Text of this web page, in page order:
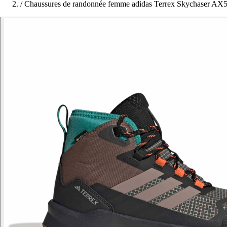
/ Chaussures de randonnée femme adidas Terrex Skychaser AX5